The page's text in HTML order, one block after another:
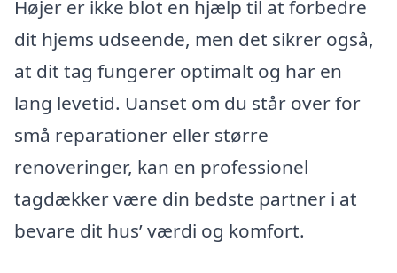
Højer er ikke blot en hjælp til at forbedre
dit hjems udseende, men det sikrer også,
at dit tag fungerer optimalt og har en
lang levetid. Uanset om du står over for
små reparationer eller større
renoveringer, kan en professionel
tagdækker være din bedste partner i at
bevare dit hus’ værdi og komfort.